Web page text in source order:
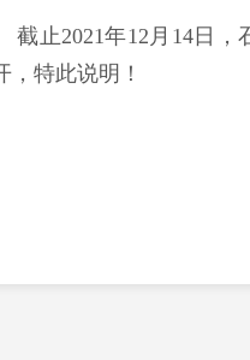
截止2021年12月14日
，特此说明！
石林彝族自
2021年